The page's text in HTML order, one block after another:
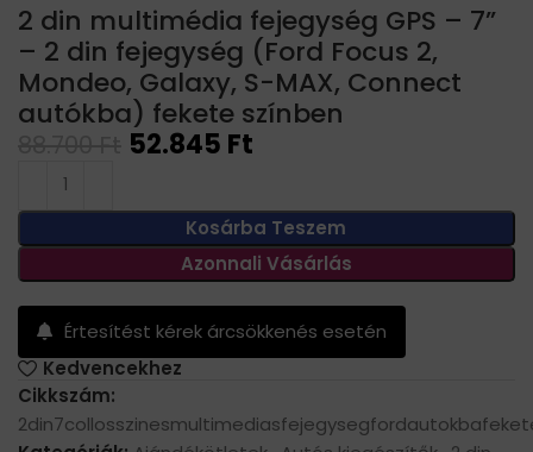
2 din multimédia fejegység GPS – 7”
– 2 din fejegység (Ford Focus 2,
Mondeo, Galaxy, S-MAX, Connect
autókba) fekete színben
52.845 Ft
Kosárba Teszem
Azonnali Vásárlás
Értesítést kérek árcsökkenés esetén
Kedvencekhez
Cikkszám: